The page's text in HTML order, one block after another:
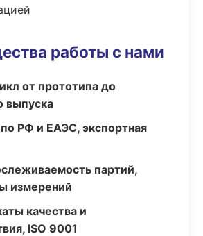
работы с нами
от прототипа до
выпуска
РФ и ЕАЭС, экспортная
партий,
измерений
качества и
ISO 9001